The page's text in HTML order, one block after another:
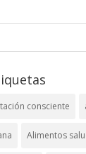
consciente
Alimentos